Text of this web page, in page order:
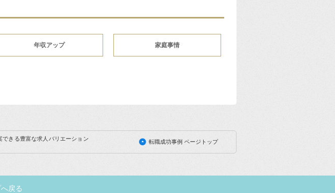
年収アップ 家庭事情
きる豊富な求人バリエーション
転職成功事例 ページトップ
戻る